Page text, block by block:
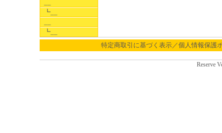
┗__
┗__
特定商取引に基づく表示／個人情報保護
Reserve